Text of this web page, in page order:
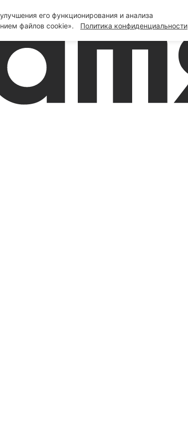
его функционирования и анализа
файлов cookie».
Политика конфиденциальности